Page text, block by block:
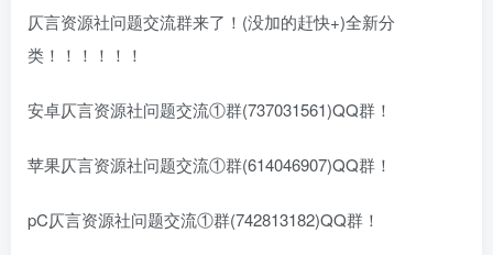
仄言资源社问题交流群来了！(没加的赶快+)全新分
类！！！！！！
安卓仄言资源社问题交流①群(737031561)QQ群！
苹果仄言资源社问题交流①群(614046907)QQ群！
pC仄言资源社问题交流①群(742813182)QQ群！